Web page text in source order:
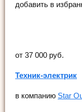
добавить в
от 37 000 руб.
Техник-электрик
в компанию Star